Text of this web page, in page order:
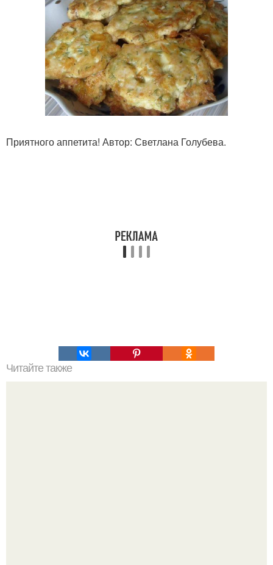
Приятного аппетита! Автор: Светлана Голубева.
Читайте также